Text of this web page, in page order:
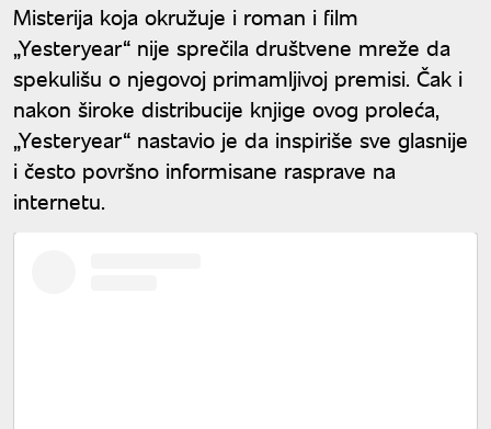
Misterija koja okružuje i roman i film
„Yesteryear“ nije sprečila društvene mreže da
spekulišu o njegovoj primamljivoj premisi. Čak i
nakon široke distribucije knjige ovog proleća,
„Yesteryear“ nastavio je da inspiriše sve glasnije
i često površno informisane rasprave na
internetu.